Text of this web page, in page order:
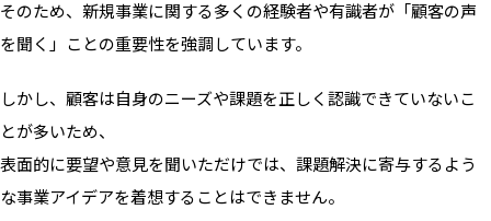
そのため、新規事業に関する多くの経験者や有識者が「顧客の声
を聞く」ことの重要性を強調しています。
しかし、顧客は自身のニーズや課題を正しく認識できていないこ
とが多いため、
表面的に要望や意見を聞いただけでは、課題解決に寄与するよう
な事業アイデアを着想することはできません。